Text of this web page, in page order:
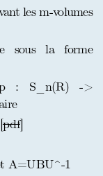
les m-volumes
sous la forme
: S_n(R) ->
pdf]
A=UBU^-1